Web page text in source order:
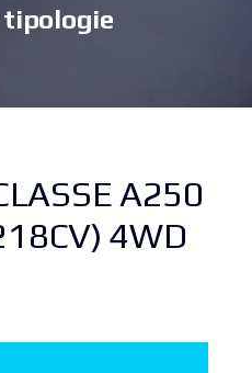
A250
4WD